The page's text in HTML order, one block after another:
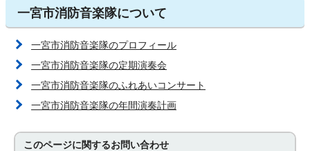
一宮市消防音楽隊について
一宮市消防音楽隊のプロフィール
一宮市消防音楽隊の定期演奏会
一宮市消防音楽隊のふれあいコンサート
一宮市消防音楽隊の年間演奏計画
このページに関するお問い合わせ